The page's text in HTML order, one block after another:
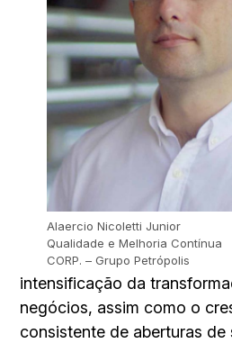
Alaercio Nicoletti Junior
Qualidade e Melhoria Contínua
CORP. – Grupo Petrópolis
intensificação da
negócios, assim como o
consistente de aberturas de